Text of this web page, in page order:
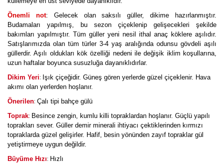
Önemli not: Gelecek olan saksılı güller, dikime hazırlanmıştır.
Budamaları yapılmış, bu sezon çiçeklenip gelişecekleri şekilde
bakımları yapılmıştır. Tüm güller yeni nesil ithal anaç köklere aşılıdır.
Satışlarımızda olan tüm türler 3-4 yaş aralığında odunsu gövdeli aşılı
güllerdir. Aşılı oldukları kök özelliği nedeni ile değişik iklim koşullarına,
uzun haftalar boyunca susuzluğa dayanıklıdırlar.
Dikim Yeri: Işık çiçeğidir. Güneş gören yerlerde güzel çiçeklenir. Hava
akımı olan yerlerden hoşlanır.
Önerilen: Çalı tipi bahçe gülü
Toprak: Besince zengin, kumlu killi topraklardan hoşlanır. Güçlü yapılı
toprakları sever. Güller demir minerali ihtiyacı çektiklerinden kırmızı
topraklarda güzel gelişirler. Hafif, besin yönünden zayıf topraklar gül
yetiştirmeye uygun değildir.
Büyüme Hızı: Hızlı